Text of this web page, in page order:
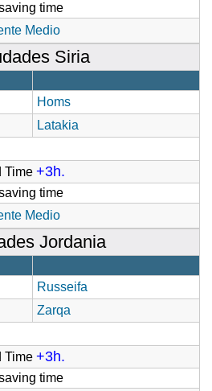
time
Medio
Siria
Homs
Latakia
Time +3h.
time
Medio
Jordania
Russeifa
Zarqa
Time +3h.
time